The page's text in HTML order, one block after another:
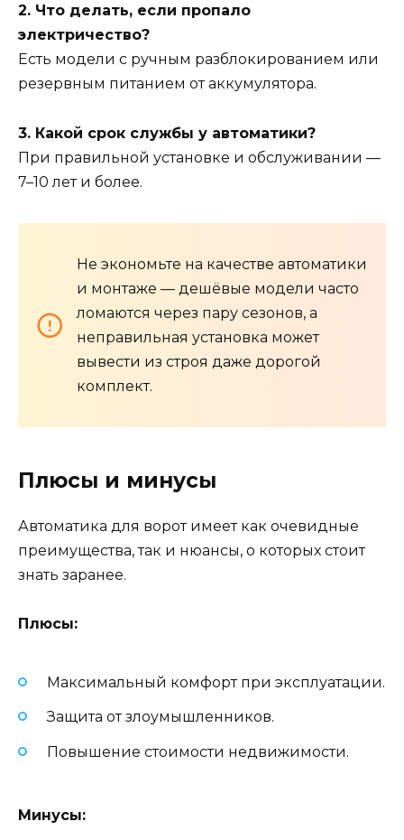
2. Что делать, если пропало
электричество?
Есть модели с ручным разблокированием или
резервным питанием от аккумулятора.
3. Какой срок службы у автоматики?
При правильной установке и обслуживании —
7–10 лет и более.
Не экономьте на качестве автоматики
и монтаже — дешёвые модели часто
ломаются через пару сезонов, а
неправильная установка может
вывести из строя даже дорогой
комплект.
Плюсы и минусы
Автоматика для ворот имеет как очевидные
преимущества, так и нюансы, о которых стоит
знать заранее.
Плюсы:
Максимальный комфорт при эксплуатации.
Защита от злоумышленников.
Повышение стоимости недвижимости.
Минусы: